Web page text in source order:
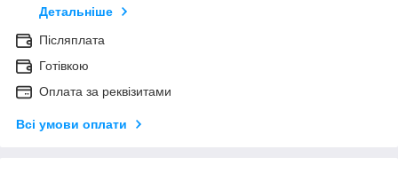
Детальніше
Післяплата
Готівкою
Оплата за реквізитами
Всі умови оплати